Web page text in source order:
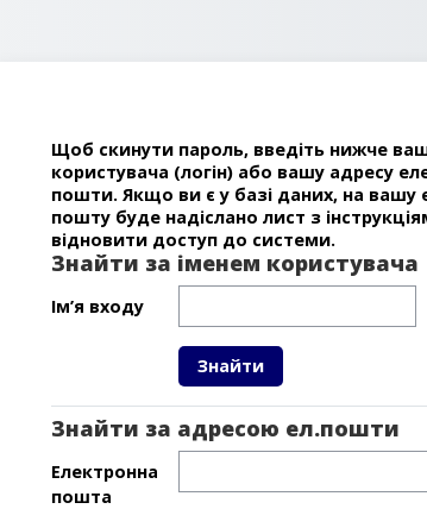
Щоб скинути пароль, введіть нижче
користувача (логін) або вашу адресу
пошти. Якщо ви є у базі даних, на вашу
пошту буде надіслано лист з
відновити доступ до системи.
Знайти за іменем
Знайти за іменем користувача
Ім’я входу
Знайти за адресою
Знайти за адресою ел.пошти
Електронна
пошта